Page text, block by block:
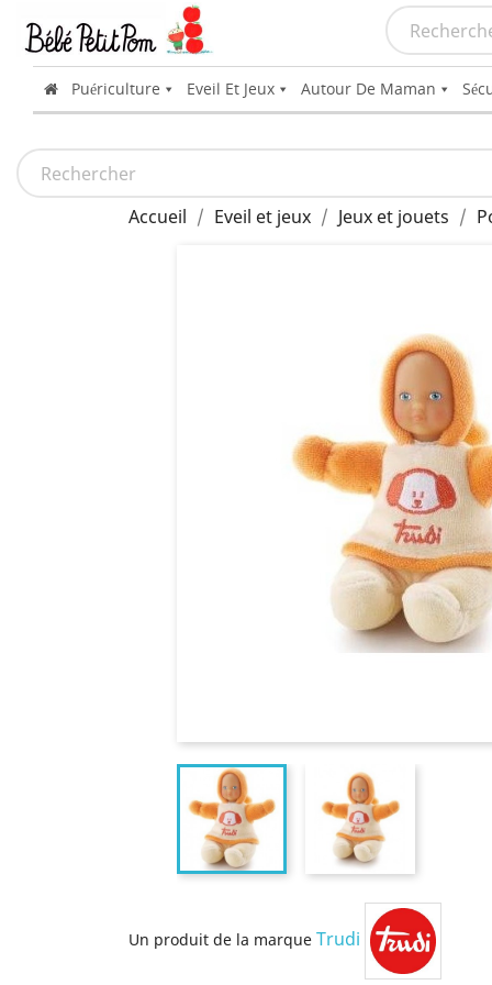
Puériculture Eveil Et Jeux Autour De Maman
Accueil Eveil et jeux Jeux et jouets
Un produit de la marque Trudi